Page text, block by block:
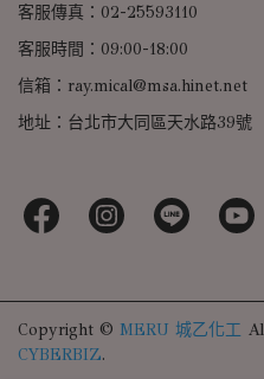
客服傳真：02-25593110
客服時間：09:00-18:00
信箱：ray.mical@msa.hinet.net
地址：台北市大同區天水路39號
Copyright © MERU 城乙化工
CYBERBIZ.